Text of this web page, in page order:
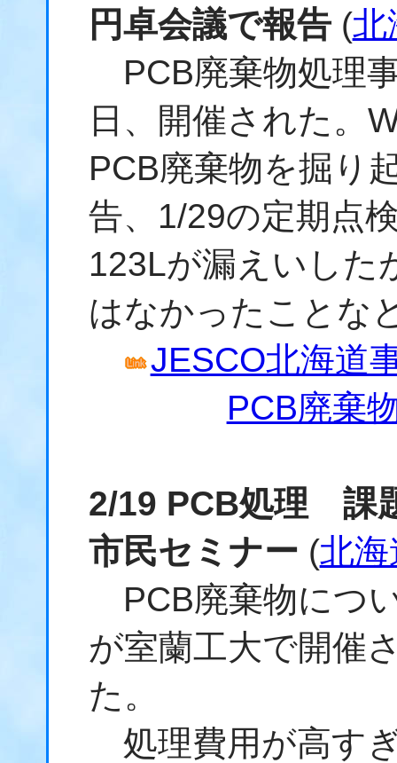
円卓会議で報告(北
PCB廃棄物処理
日、開催された。
PCB廃棄物を掘り
告、1/29の定期点
123Lが漏えいした
はなかったことな
JESCO北海道
PCB廃棄
2/19 PCB処理 課
市民セミナー (北
PCB廃棄物につ
が室蘭工大で開催
た。
処理費用が高す